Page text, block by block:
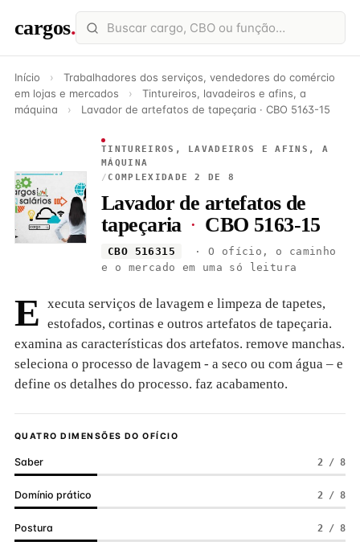
cargos.
Início ›
Trabalhadores dos serviços, vendedores do comércio
em lojas e mercados
›
Tintureiros, lavadeiros e afins, a
máquina
› Lavador de artefatos de tapeçaria · CBO 5163-15
TINTUREIROS, LAVADEIROS E AFINS, A
MÁQUINA
/ COMPLEXIDADE 2 DE 8
Lavador de artefatos de
tapeçaria · CBO 5163-15
CBO 516315
· O ofício, o caminho
e o mercado em uma só leitura
E xecuta serviços de lavagem e limpeza de tapetes,
estofados, cortinas e outros artefatos de tapeçaria.
examina as características dos artefatos. remove manchas.
seleciona o processo de lavagem - a seco ou com água – e
define os detalhes do processo. faz acabamento.
QUATRO DIMENSÕES DO OFÍCIO
Saber 2 / 8
Domínio prático 2 / 8
Postura 2 / 8